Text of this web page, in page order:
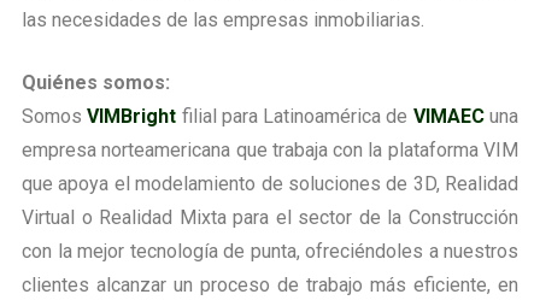
las necesidades de las empresas inmobiliarias.
Quiénes somos:
SomosVIMBright filial para Latinoamérica de VIMAEC una
empresa norteamericana que trabaja con la plataforma VIM
que apoya el modelamiento de soluciones de 3D, Realidad
Virtual o Realidad Mixta para el sector de la Construcción
con la mejor tecnología de punta, ofreciéndoles a nuestros
clientes alcanzar un proceso de trabajo más eficiente, en